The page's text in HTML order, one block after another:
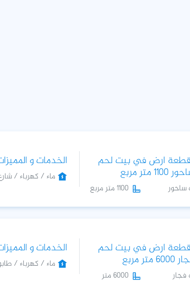
قطعة ارض في بيت لحم
متر مربع
ساحور 1100 متر مربع
الخدمات و
ماء / كهرباء /
قطعة ارض في بيت لحم
مربع
فجار
6000 متر
الخدمات و
ماء / كهرباء /